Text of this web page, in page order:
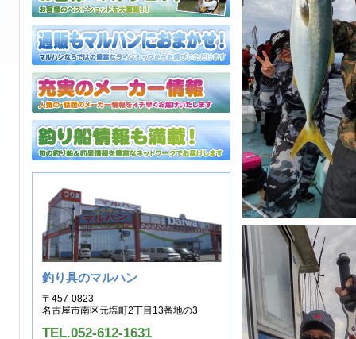
釣り具のマルハン
〒457-0823
名古屋市南区元塩町2丁目13番地の3
TEL.052-612-1631